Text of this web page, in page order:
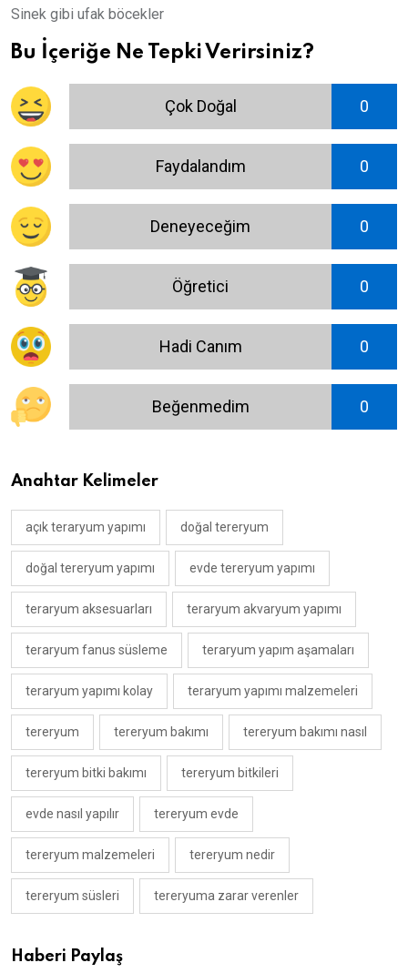
Sinek gibi ufak böcekler
Bu İçeriğe Ne Tepki Verirsiniz?
Çok Doğal 0
Faydalandım 0
Deneyeceğim 0
Öğretici 0
Hadi Canım 0
Beğenmedim 0
Anahtar Kelimeler
açık teraryum yapımı doğal tereryum
doğal tereryum yapımı evde tereryum yapımı
teraryum aksesuarları teraryum akvaryum yapımı
teraryum fanus süsleme teraryum yapım aşamaları
teraryum yapımı kolay teraryum yapımı malzemeleri
tereryum tereryum bakımı tereryum bakımı nasıl
tereryum bitki bakımı tereryum bitkileri
evde nasıl yapılır tereryum evde
tereryum malzemeleri tereryum nedir
tereryum süsleri tereryuma zarar verenler
Haberi Paylaş